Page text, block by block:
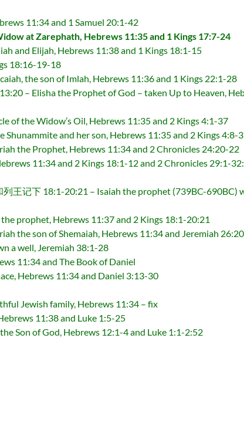
11:34 and 1 Samuel 20:1-42
at Zarephath, Hebrews 11:35 and 1 Kings 17:7-24
and Elijah, Hebrews 11:38 and 1 Kings 18:1-15
18:16-19-18
the son of Imlah, Hebrews 11:36 and 1 Kings 22:1-28
– Elisha the Prophet of God – taken Up to Heaven,
of the Widow’s Oil, Hebrews 11:35 and 2 Kings 4:1-37
and her son, Hebrews 11:35 and 2 Kings 4:8-
the Prophet, Hebrews 11:34 and 2 Chronicles 24:20-22
11:34 and 2 Kings 18:1-12 and 2 Chronicles 29:1-
王记下 18:1-20:21 – Isaiah the prophet (739BC-690BC)
prophet, Hebrews 11:37 and 2 Kings 18:1-20:21
the son of Shemaiah, Hebrews 11:34 and Jeremiah
a well, Jeremiah 38:1-28
11:34 and The Book of Daniel
Hebrews 11:34 and Daniel 3:13-30
Jewish family, Hebrews 11:34 – fix
11:38 and Luke 1:5-25
Son of God, Hebrews 12:1-4 and Luke 1:1-2:52